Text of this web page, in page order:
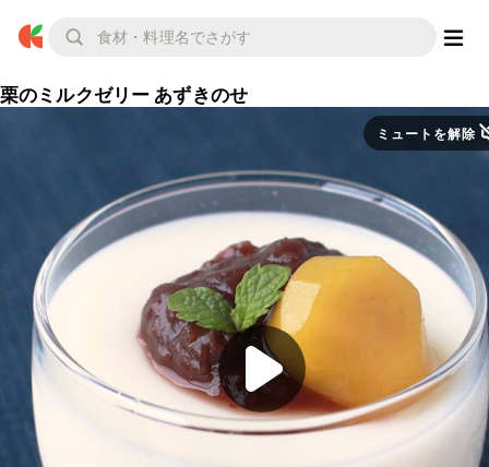
栗のミルクゼリー あずきのせ
ミュートを解除